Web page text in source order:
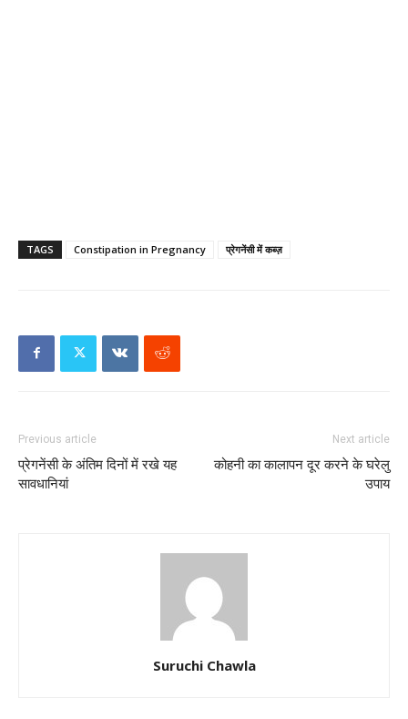
TAGS Constipation in Pregnancy प्रेगनेंसी में कब्ज़
Previous article
प्रेगनेंसी के अंतिम दिनों में रखे यह
सावधानियां
Next article
कोहनी का कालापन दूर करने के घरेलु
उपाय
Suruchi Chawla